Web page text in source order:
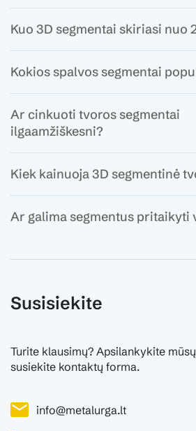
Kuo 3D segmentai skiriasi nuo
Kokios spalvos segmentai
Ar cinkuoti tvoros segmentai
ilgaamžiškesni?
Kiek kainuoja 3D segmentinė
Ar galima segmentus pritaikyti
Susisiekite
Turite klausimų? Apsilankykite
susiekite kontaktų forma.
info@metalurga.lt